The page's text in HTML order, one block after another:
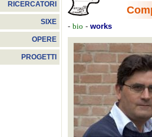
RICERCATORI
SIXE
OPERE
PROGETTI
- bio - works